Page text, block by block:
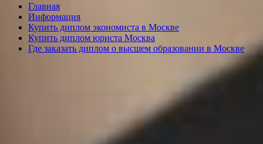
Главная
Информация
Купить диплом экономиста в Москве
Купить диплом юриста Москва
Где заказать диплом о высшем образовании в Москве